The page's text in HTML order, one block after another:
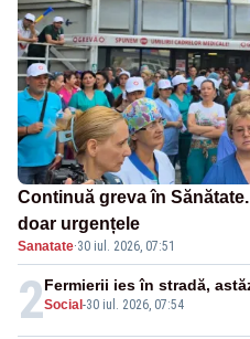
Continuă greva în
doar urgențele
Sanatate·30 iul. 2026, 07:51
2Social -30 iul. 2026, 07:54
Fermierii ies în stradă,